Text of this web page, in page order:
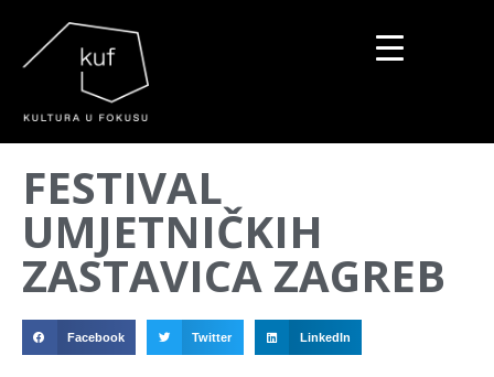
FESTIVAL
UMJETNIČKIH
ZASTAVICA ZAGREB
Facebook Twitter LinkedIn
▼
▼